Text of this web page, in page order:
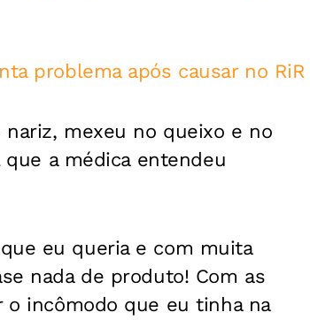
problema após causar no RiR
nariz, mexeu no queixo e no
a médica entendeu
eu queria e com muita
nada de produto! Com as
incômodo que eu tinha na